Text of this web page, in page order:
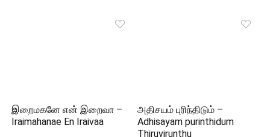
இறைமகனே என் இறைவா –
Iraimahanae En Iraivaa
அதிசயம் புரிந்திடும் –
Adhisayam purinthidum
Thiruvirunthu